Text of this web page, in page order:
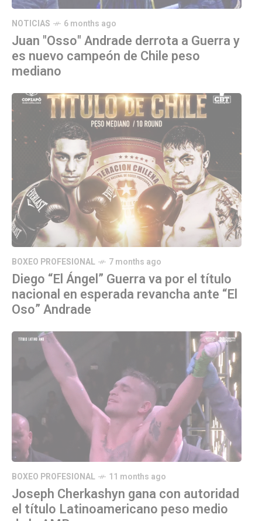
NOTICIAS 6 months ago
Juan "Osso" Andrade derrota a Guerra y
es nuevo campeón de Chile peso
mediano
BOXEO PROFESIONAL 7 months ago
Diego “El Ángel” Guerra va por el título
nacional en esperada revancha ante “El
Oso” Andrade
BOXEO PROFESIONAL 11 months ago
Joseph Cherkashyn gana con autoridad
el título Latinoamericano peso medio